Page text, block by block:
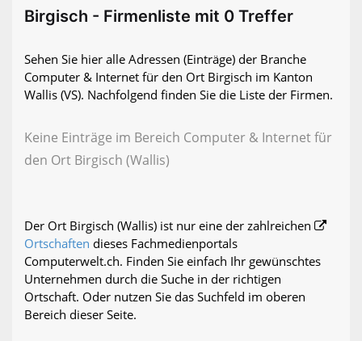
Birgisch - Firmenliste mit 0 Treffer
Sehen Sie hier alle Adressen (Einträge) der Branche
Computer & Internet für den Ort Birgisch im Kanton
Wallis (VS). Nachfolgend finden Sie die Liste der Firmen.
Keine Einträge im Bereich Computer & Internet für
den Ort Birgisch (Wallis)
Der Ort Birgisch (Wallis) ist nur eine der zahlreichen
Ortschaften dieses Fachmedienportals
Computerwelt.ch. Finden Sie einfach Ihr gewünschtes
Unternehmen durch die Suche in der richtigen
Ortschaft. Oder nutzen Sie das Suchfeld im oberen
Bereich dieser Seite.